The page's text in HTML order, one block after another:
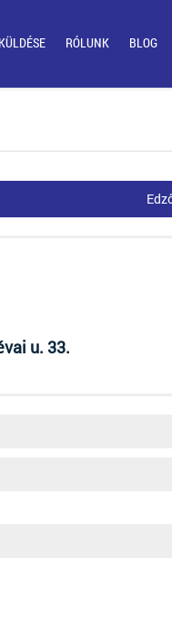
RÓLUNK BLOG
u. 33.